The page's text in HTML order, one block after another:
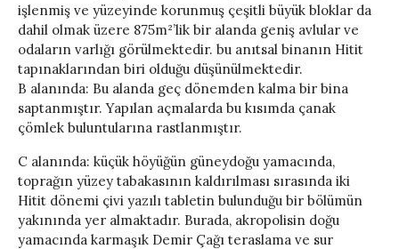
işlenmiş ve yüzeyinde korunmuş çeşitli büyük bloklar da
dahil olmak üzere 875m²’lik bir alanda geniş avlular ve
odaların varlığı görülmektedir. bu anıtsal binanın Hitit
tapınaklarından biri olduğu düşünülmektedir.
B alanında: Bu alanda geç dönemden kalma bir bina
saptanmıştır. Yapılan açmalarda bu kısımda çanak
çömlek buluntularına rastlanmıştır.
C alanında: küçük höyüğün güneydoğu yamacında,
toprağın yüzey tabakasının kaldırılması sırasında iki
Hitit dönemi çivi yazılı tabletin bulunduğu bir bölümün
yakınında yer almaktadır. Burada, akropolisin doğu
yamacında karmaşık Demir Çağı teraslama ve sur